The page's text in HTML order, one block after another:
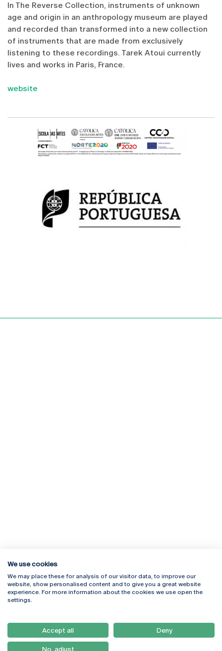
In The Reverse Collection, instruments of unknown
age and origin in an anthropology museum are played
and recorded than transformed into a new collection
of instruments that are made from exclusively
listening to these recordings. Tarek Atoui currently
lives and works in Paris, France.
website
Rua Diogo Botelho 1327
4169-005 Porto
+351 226 196 240
Campus Online
Webmail
Como Chegar
Newsletter
We use cookies
We may place these for analysis of our visitor data, to improve our
website, show personalised content and to give you a great website
experience. For more information about the cookies we use open the
settings.
Accept all Deny
No, adjust